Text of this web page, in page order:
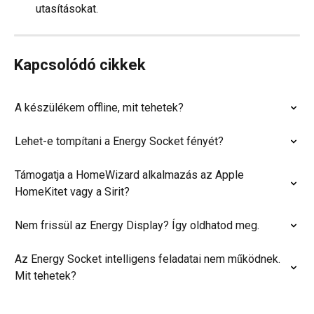
utasításokat.
Kapcsolódó cikkek
A készülékem offline, mit tehetek?
Lehet-e tompítani a Energy Socket fényét?
Támogatja a HomeWizard alkalmazás az Apple
HomeKitet vagy a Sirit?
Nem frissül az Energy Display? Így oldhatod meg.
Az Energy Socket intelligens feladatai nem működnek.
Mit tehetek?